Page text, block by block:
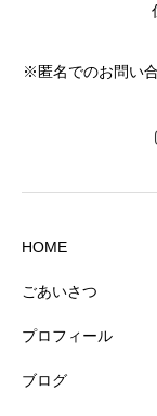
※匿名でのお問い
HOME
ごあいさつ
プロフィール
ブログ